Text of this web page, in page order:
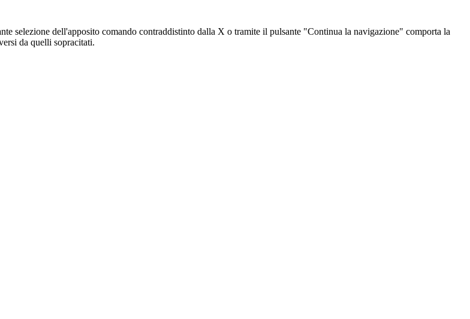
selezione dell'apposito comando contraddistinto dalla X o tramite il pulsante "Continua la navigazione" comporta la
da quelli sopracitati.